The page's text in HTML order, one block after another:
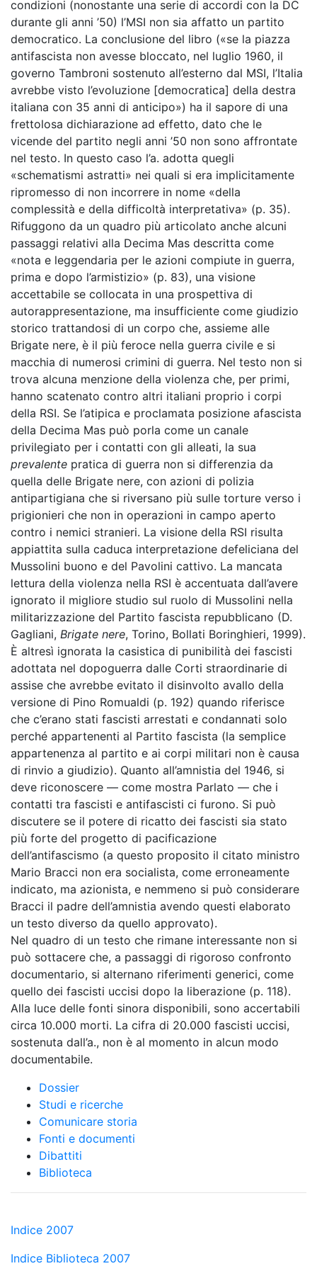
condizioni (nonostante una serie di accordi con la DC
durante gli anni ’50) l’MSI non sia affatto un partito
democratico. La conclusione del libro («se la piazza
antifascista non avesse bloccato, nel luglio 1960, il
governo Tambroni sostenuto all’esterno dal MSI, l’Italia
avrebbe visto l’evoluzione [democratica] della destra
italiana con 35 anni di anticipo») ha il sapore di una
frettolosa dichiarazione ad effetto, dato che le
vicende del partito negli anni ’50 non sono affrontate
nel testo. In questo caso l’a. adotta quegli
«schematismi astratti» nei quali si era implicitamente
ripromesso di non incorrere in nome «della
complessità e della difficoltà interpretativa» (p. 35).
Rifuggono da un quadro più articolato anche alcuni
passaggi relativi alla Decima Mas descritta come
«nota e leggendaria per le azioni compiute in guerra,
prima e dopo l’armistizio» (p. 83), una visione
accettabile se collocata in una prospettiva di
autorappresentazione, ma insufficiente come giudizio
storico trattandosi di un corpo che, assieme alle
Brigate nere, è il più feroce nella guerra civile e si
macchia di numerosi crimini di guerra. Nel testo non si
trova alcuna menzione della violenza che, per primi,
hanno scatenato contro altri italiani proprio i corpi
della RSI. Se l’atipica e proclamata posizione afascista
della Decima Mas può porla come un canale
privilegiato per i contatti con gli alleati, la sua
prevalente pratica di guerra non si differenzia da
quella delle Brigate nere, con azioni di polizia
antipartigiana che si riversano più sulle torture verso i
prigionieri che non in operazioni in campo aperto
contro i nemici stranieri. La visione della RSI risulta
appiattita sulla caduca interpretazione defeliciana del
Mussolini buono e del Pavolini cattivo. La mancata
lettura della violenza nella RSI è accentuata dall’avere
ignorato il migliore studio sul ruolo di Mussolini nella
militarizzazione del Partito fascista repubblicano (D.
Gagliani, Brigate nere, Torino, Bollati Boringhieri, 1999).
È altresì ignorata la casistica di punibilità dei fascisti
adottata nel dopoguerra dalle Corti straordinarie di
assise che avrebbe evitato il disinvolto avallo della
versione di Pino Romualdi (p. 192) quando riferisce
che c’erano stati fascisti arrestati e condannati solo
perché appartenenti al Partito fascista (la semplice
appartenenza al partito e ai corpi militari non è causa
di rinvio a giudizio). Quanto all’amnistia del 1946, si
deve riconoscere — come mostra Parlato — che i
contatti tra fascisti e antifascisti ci furono. Si può
discutere se il potere di ricatto dei fascisti sia stato
più forte del progetto di pacificazione
dell’antifascismo (a questo proposito il citato ministro
Mario Bracci non era socialista, come erroneamente
indicato, ma azionista, e nemmeno si può considerare
Bracci il padre dell’amnistia avendo questi elaborato
un testo diverso da quello approvato).
Nel quadro di un testo che rimane interessante non si
può sottacere che, a passaggi di rigoroso confronto
documentario, si alternano riferimenti generici, come
quello dei fascisti uccisi dopo la liberazione (p. 118).
Alla luce delle fonti sinora disponibili, sono accertabili
circa 10.000 morti. La cifra di 20.000 fascisti uccisi,
sostenuta dall’a., non è al momento in alcun modo
documentabile.
Dossier
Studi e ricerche
Comunicare storia
Fonti e documenti
Dibattiti
Biblioteca
Indice 2007
Indice Biblioteca 2007